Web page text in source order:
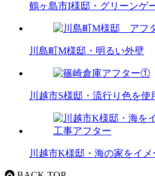
鶴ヶ島市I様邸・グリーンゲ
川島町M様邸・明るい外壁
川越市S様邸・流行り色を使
川越市K様邸・海の家をイメ